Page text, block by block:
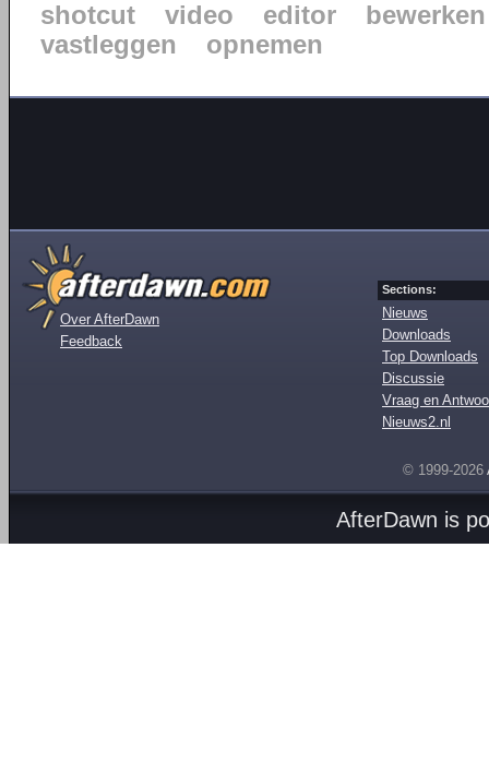
shotcut
video editor
bewerken
vastleggen
opnemen
Over AfterDawn
Feedback
Sections:
Nieuws
Downloads
Top Downloads
Discussie
Vraag en
Nieuws2.nl
© 1999-2026
AfterDawn is